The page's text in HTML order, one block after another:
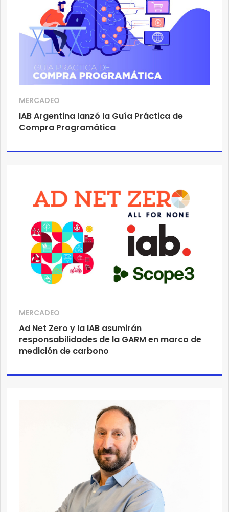
MERCADEO
IAB Argentina lanzó la Guía Práctica de
Compra Programática
MERCADEO
Ad Net Zero y la IAB asumirán
responsabilidades de la GARM en marco de
medición de carbono